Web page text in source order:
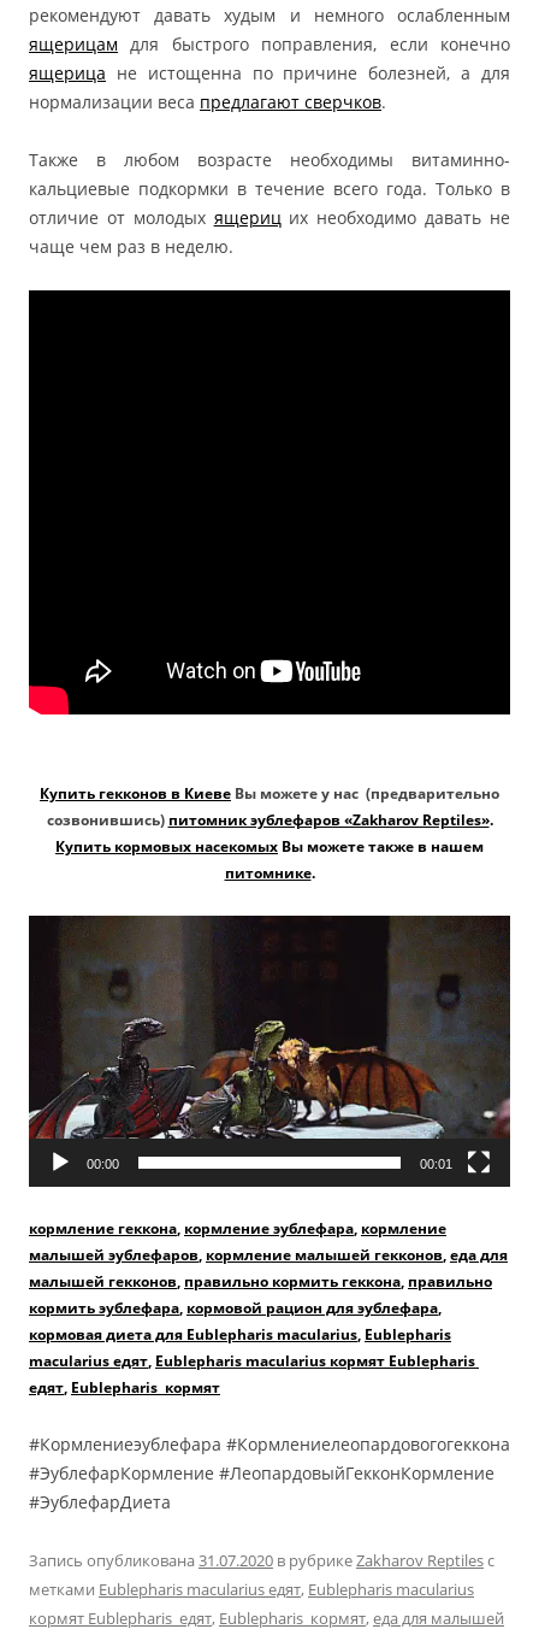
рекомендуют давать худым и немного ослабленным
ящерицам для быстрого поправления, если конечно
ящерица не истощенна по причине болезней, а для
нормализации веса предлагают сверчков.
Также в любом возрасте необходимы витаминно-
кальциевые подкормки в течение всего года. Только в
отличие от молодых ящерицих необходимо давать не
чаще чем раз в неделю.
Купить гекконов в Киеве Вы можете у нас (предварительно
созвонившись) питомник эублефаров «Zakharov Reptiles».
Купить кормовых насекомых Вы можете также в нашем
питомнике.
Видеоплеер
00:00 00:01
кормление геккона, кормление эублефара, кормление
малышей эублефаров, кормление малышей гекконов,еда для
малышей гекконов, правильно кормить геккона, правильно
кормить эублефара, кормовой рацион для эублефара,
кормовая диета для Eublepharis macularius, Eublepharis
macularius едят, Eublepharis macularius кормят Eublepharis
едят, Eublepharis кормят
#Кормлениеэублефара #Кормлениелеопардовогогеккона
#ЭублефарКормление #ЛеопардовыйГекконКормление
#ЭублефарДиета
Запись опубликована31.07.2020 в рубрикеZakharov Reptilesс
метками Eublepharis macularius едят, Eublepharis macularius
кормят Eublepharis едят, Eublepharis кормят,еда для малышей